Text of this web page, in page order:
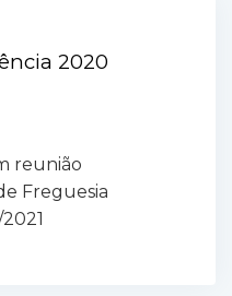
2020
reunião
Freguesia